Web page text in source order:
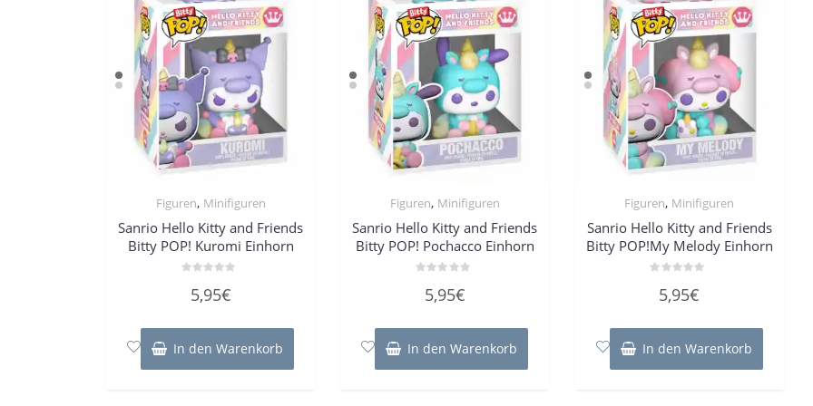
Figuren, Minifiguren
Sanrio Hello Kitty and Friends
Bitty POP! Kuromi Einhorn
mit
5
5,95€
In den Warenkorb
Figuren, Minifiguren
Sanrio Hello Kitty and Friends
Bitty POP! Pochacco Einhorn
mit
5
5,95€
In den Warenkorb
Figuren, Minifiguren
Sanrio Hello Kitty and Friends
Bitty POP!My Melody Einhorn
mit
5
5,95€
In den Warenkorb